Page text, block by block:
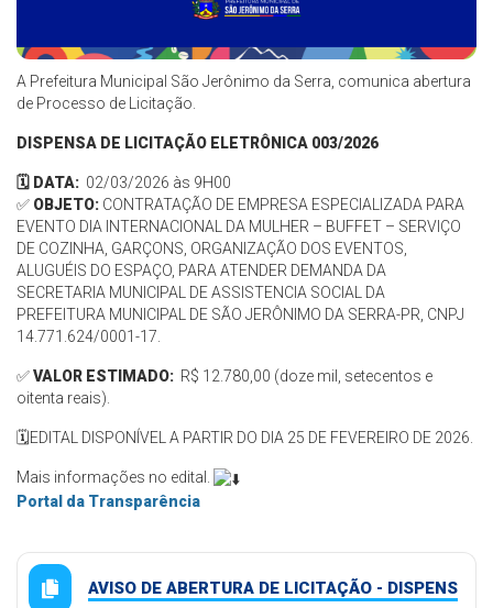
A Prefeitura Municipal São Jerônimo da Serra, comunica abertura
de Processo de Licitação.
DISPENSA DE LICITAÇÃO ELETRÔNICA 003/2026
🗓️ DATA: 02/03/2026 às 9H00
✅ OBJETO: CONTRATAÇÃO DE EMPRESA ESPECIALIZADA PARA
EVENTO DIA INTERNACIONAL DA MULHER – BUFFET – SERVIÇO
DE COZINHA, GARÇONS, ORGANIZAÇÃO DOS EVENTOS,
ALUGUÉIS DO ESPAÇO, PARA ATENDER DEMANDA DA
SECRETARIA MUNICIPAL DE ASSISTENCIA SOCIAL DA
PREFEITURA MUNICIPAL DE SÃO JERÔNIMO DA SERRA-PR, CNPJ
14.771.624/0001-17.
✅VALOR ESTIMADO: R$ 12.780,00 (doze mil, setecentos e
oitenta reais).
🗓️EDITAL DISPONÍVEL A PARTIR DO DIA 25 DE FEVEREIRO DE 2026.
Mais informações no edital.
Portal da Transparência
AVISO DE ABERTURA DE LICITAÇÃO - DISPENS